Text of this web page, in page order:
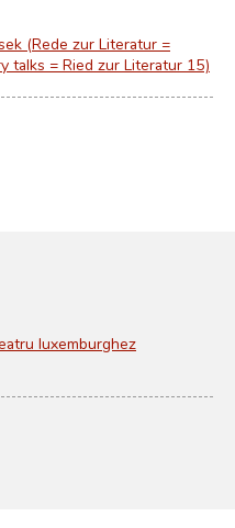
(Rede zur Literatur =
talks = Ried zur Literatur 15)
luxemburghez